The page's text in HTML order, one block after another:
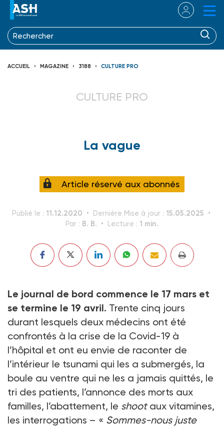
ACCUEIL MAGAZINE 3188 CULTURE PRO
CULTURE PRO
La vague
Article réservé aux abonnés
Publié le : 11.12.2020 Dernière Mise à jour : 15.05.2025
Par : B. B. Lecture : 1 min.
Le journal de bord commence le 17 mars et
se termine le 19 avril. Trente cinq jours
durant lesquels deux médecins ont été
confrontés à la crise de la Covid-19 à
l’hôpital et ont eu envie de raconter de
l’intérieur le tsunami qui les a submergés, la
boule au ventre qui ne les a jamais quittés, le
tri des patients, l’annonce des morts aux
familles, l’abattement, le shootaux vitamines,
les interrogations – « Sommes-nous juste